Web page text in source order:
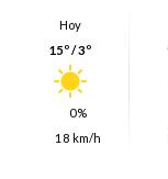
Hoy
15º / 3º
0%
18 km/h